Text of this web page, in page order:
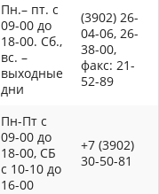
Пн.– пт. с
09-00 до
18-00. Сб.,
вс. –
выходные
дни
(3902) 26-
04-06, 26-
38-00,
факс: 21-
52-89
Пн-Пт с
09-00 до
18-00, СБ
с 10-10 до
16-00
+7 (3902)
30-50-81